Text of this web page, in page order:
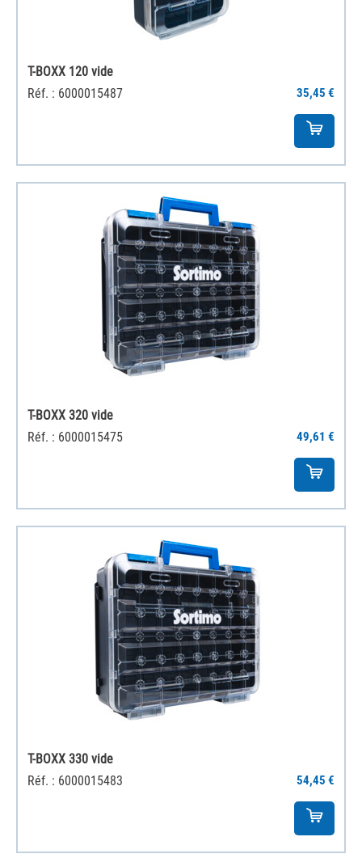
T-BOXX 120 vide
Réf. : 6000015487
35,45 €
T-BOXX 320 vide
Réf. : 6000015475
49,61 €
T-BOXX 330 vide
Réf. : 6000015483
54,45 €